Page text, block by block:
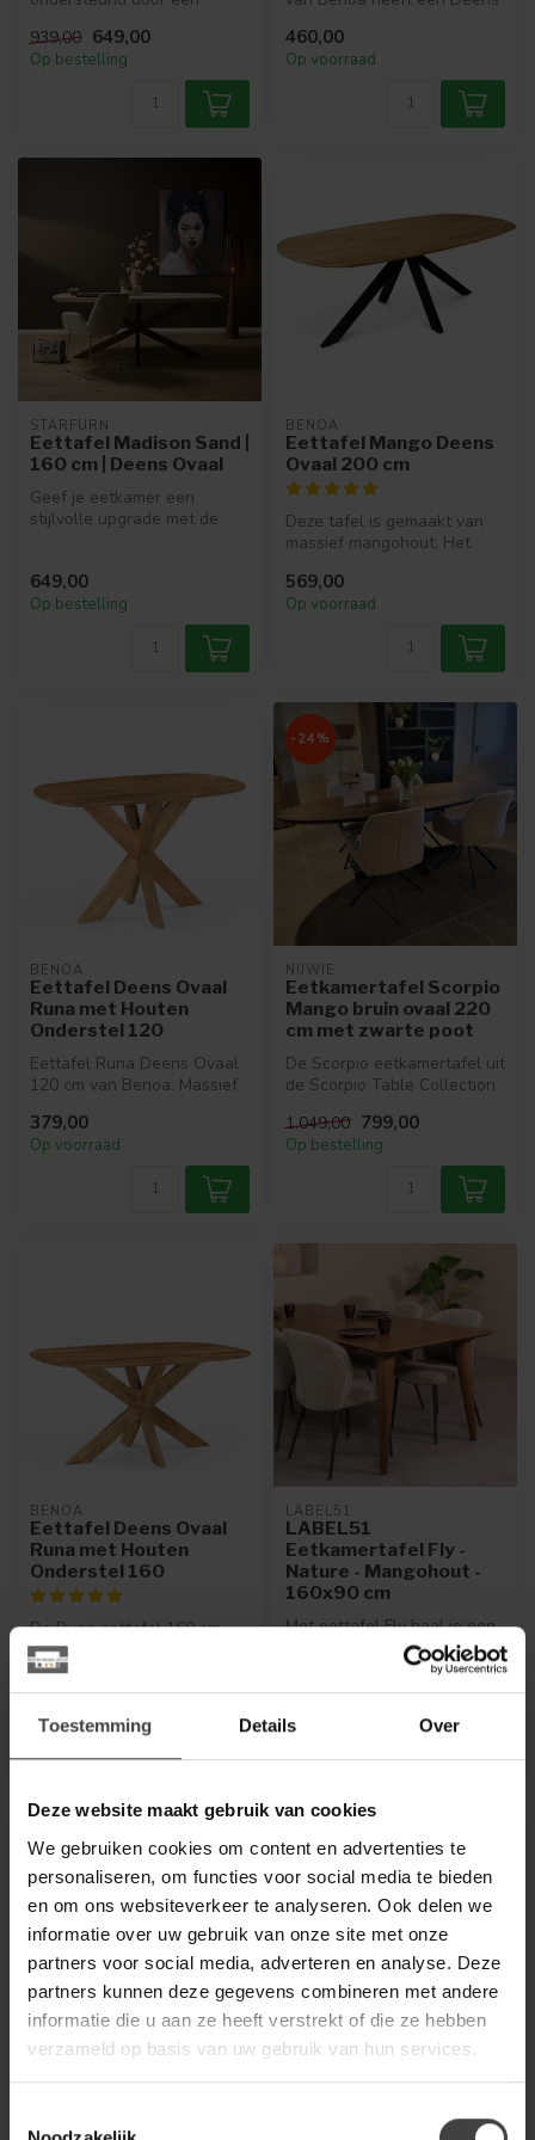
Toestemming Details Over
Deze website maakt gebruik van cookies
We gebruiken cookies om content en advertenties te
personaliseren, om functies voor social media te bieden
en om ons websiteverkeer te analyseren. Ook delen we
informatie over uw gebruik van onze site met onze
partners voor social media, adverteren en analyse. Deze
partners kunnen deze gegevens combineren met andere
informatie die u aan ze heeft verstrekt of die ze hebben
verzameld op basis van uw gebruik van hun services.
allee...
939,00 649,00
Op bestelling
van m...
460,00
Op voorraad
STARFURN
Eettafel Madison Sand |
160 cm | Deens Ovaal
Geef je eetkamer een
stijlvolle upgrade met de
649,00
Op bestelling
BENOA
Eettafel Mango Deens
Ovaal 200 cm
Deze tafel is gemaakt van
massief mangohout. Het
buitenz...
569,00
Op voorraad
BENOA
Eettafel Deens Ovaal
Runa met Houten
Onderstel 120
Eettafel Runa Deens Ovaal
120 cm van Benoa. Massief
matrix...
379,00
Op voorraad
-24%
NIJWIE
Eetkamertafel Scorpio
Mango bruin ovaal 220
cm met zwarte poot
De Scorpio eetkamertafel uit
de Scorpio Table Collection
1.049,00 799,00
Op bestelling
BENOA
Eettafel Deens Ovaal
Runa met Houten
Onderstel 160
De Runa eettafel 160 cm
van Benoa is gemaakt van
robuust massief mangohout
en vo...
530,00
LABEL51
LABEL51
Eetkamertafel Fly -
Nature - Mangohout -
160x90 cm
Met eettafel Fly haal je een
elegant meubelstuk in huis
dat perfect te combinere...
499,00
-24%